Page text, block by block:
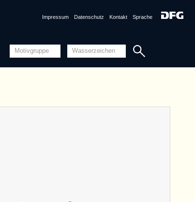
Impressum Datenschutz Kontakt Sprache